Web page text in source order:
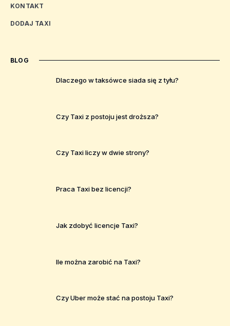
KONTAKT
DODAJ TAXI
BLOG
Dlaczego w taksówce siada się z tyłu?
Czy Taxi z postoju jest droższa?
Czy Taxi liczy w dwie strony?
Praca Taxi bez licencji?
Jak zdobyć licencje Taxi?
Ile można zarobić na Taxi?
Czy Uber może stać na postoju Taxi?